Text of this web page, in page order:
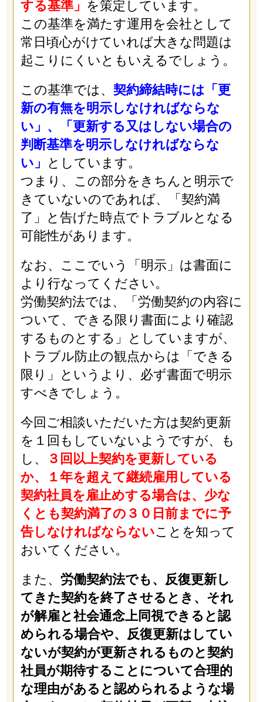
する基準」 を策定しています。
この基準を満たす運用を会社として
常日頃心がけていれば大きな問題は
起こりにくいともいえるでしょう。
この基準では、 契約締結時には「更
新の有無を明示しなければならな
い」、「更新する又はしない場合の
判断基準を明示しなければならな
い」 としています。
つまり、この部分をきちんと明示で
きていないのであれば、「契約満
了」と告げた時点でトラブルとなる
可能性があります。
なお、ここでいう「明示」は書面に
より行なってください。
労働契約法では、「労働契約の内容に
ついて、できる限り書面により確認
するものとする」としていますが、
トラブル防止の観点からは「できる
限り」というより、必ず書面で明示
すべきでしょう。
今回ご相談いただいた方は契約更新
を１回もしていないようですが、も
し、
３回以上契約を更新している
か、１年を超えて継続雇用している
契約社員を雇止めする場合は、少な
くとも契約満了の３０日前までに予
告しなければならないことを知って
おいてください。
また、 労働契約法でも、反復更新し
てきた契約を終了させるとき、それ
が解雇と社会通念上同視できると認
められる場合や、反復更新はしてい
ないが契約が更新されるものと契約
社員が期待することについて合理的
な理由があると認められるような場